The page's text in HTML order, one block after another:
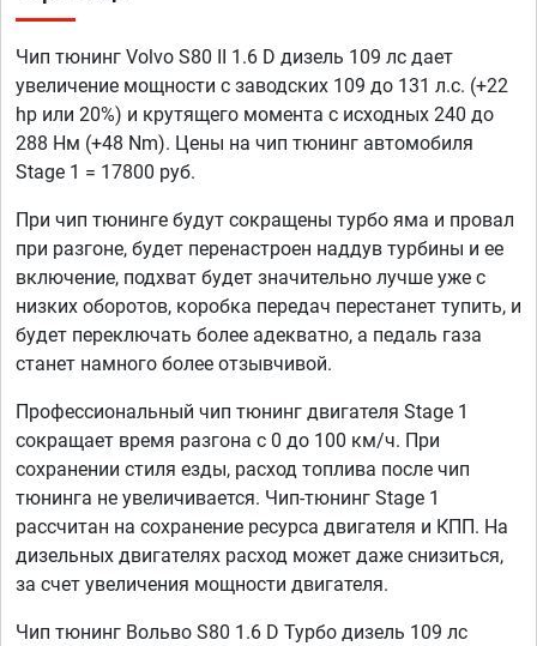
Чип тюнинг Volvo S80 II 1.6 D дизель 109 лс дает
увеличение мощности с заводских 109 до 131 л.с. (+22
hp или 20%) и крутящего момента с исходных 240 до
288 Нм (+48 Nm). Цены на чип тюнинг автомобиля
Stage 1 = 17800 руб.
При чип тюнинге будут сокращены турбо яма и провал
при разгоне, будет перенастроен наддув турбины и ее
включение, подхват будет значительно лучше уже с
низких оборотов, коробка передач перестанет тупить, и
будет переключать более адекватно, а педаль газа
станет намного более отзывчивой.
Профессиональный чип тюнинг двигателя Stage 1
сокращает время разгона с 0 до 100 км/ч. При
сохранении стиля езды, расход топлива после чип
тюнинга не увеличивается. Чип-тюнинг Stage 1
рассчитан на сохранение ресурса двигателя и КПП. На
дизельных двигателях расход может даже снизиться,
за счет увеличения мощности двигателя.
Чип тюнинг Вольво S80 1.6 D Турбо дизель 109 лс